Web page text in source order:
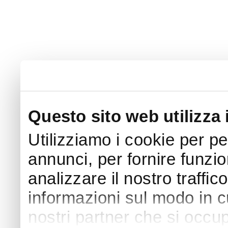
Questo sito web utilizza
Utilizziamo i cookie per
annunci, per fornire
analizzare il nostro
informazioni sul modo in
nostri partner che si